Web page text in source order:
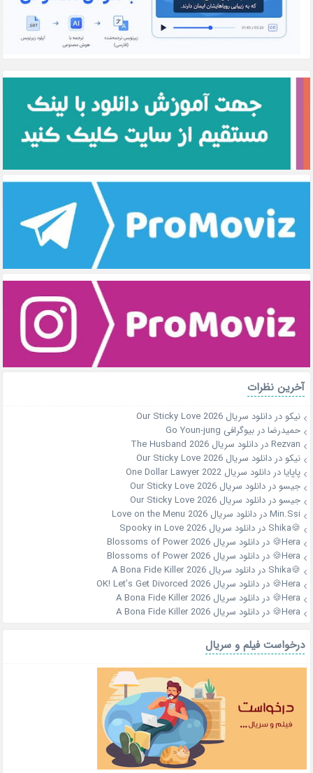
آخرین نظرات
نیکو دردانلود سریال Our Sticky Love 2026
حمیدرضادربیوگرافی Go Youn-jung
Rezvanدردانلود سریال The Husband 2026
نیکو دردانلود سریال Our Sticky Love 2026
پاپایادردانلود سریال One Dollar Lawyer 2022
جیسو دردانلود سریال Our Sticky Love 2026
جیسو دردانلود سریال Our Sticky Love 2026
Min.Ssiدردانلود سریال Love on the Menu 2026
🍪Shika
دردانلود سریال Spooky in Love 2026
Hera🍪
دردانلود سریال Blossoms of Power 2026
Hera🍪
دردانلود سریال Blossoms of Power 2026
🍪Shika
دردانلود سریال A Bona Fide Killer 2026
Hera🍪
دردانلود سریال OK! Let’s Get Divorced 2026
Hera🍪
دردانلود سریال A Bona Fide Killer 2026
Hera🍪
دردانلود سریال A Bona Fide Killer 2026
درخواست فیلم و سریال